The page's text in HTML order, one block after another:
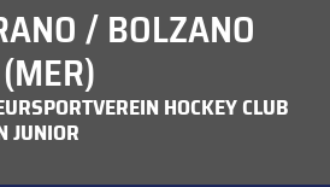
/ BOLZANO
HOCKEY CLUB
JUNIOR